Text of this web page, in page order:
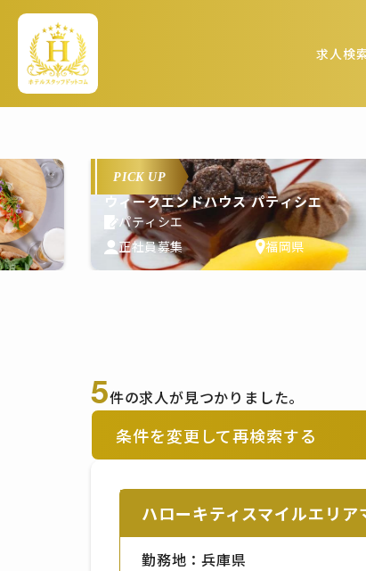
求人検
PICK UP
ウィークエンドハウス パティシエ
パティシエ
正社員募集
福岡県
5件の求人が見つかりました。
条件を変更して再検索する
ハローキティスマイルエリア
勤務地：兵庫県